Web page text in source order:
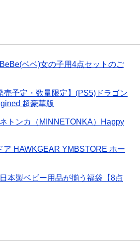
ベベ)女の子用4点セットのご
売予定・数量限定】(PS5)ドラゴン
超豪華版
トンカ（MINNETONKA）Happy
ア HAWKGEAR YMBSTORE ホー
本製ベビー用品が揃う福袋【8点